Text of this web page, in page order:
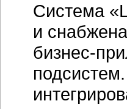
Система
и
бизнес-